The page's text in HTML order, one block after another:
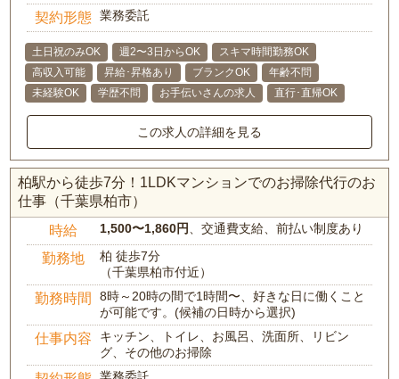
契約形態 業務委託
土日祝のみOK 週2〜3日からOK
スキマ時間勤務OK
高収入可能
昇給･昇格あり ブランクOK
年齢不問
未経験OK
学歴不問 お手伝いさんの求人 直行･直帰OK
この求人の詳細を見る
柏駅から徒歩7分！1LDKマンションでのお掃除代行のお
仕事（千葉県柏市）
時給 1,500〜1,860円、交通費支給、前払い制度あり
勤務地
柏 徒歩7分
（千葉県柏市付近）
勤務時間
8時～20時の間で1時間〜、好きな日に働くこと
が可能です。(候補の日時から選択)
仕事内容
キッチン、トイレ、お風呂、洗面所、リビン
グ、その他のお掃除